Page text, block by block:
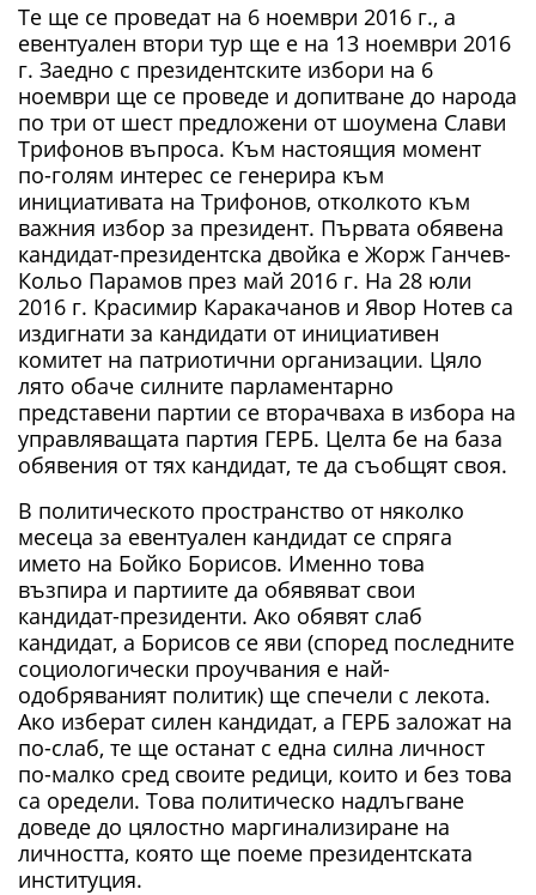
Те ще се проведат на 6 ноември 2016 г., а
евентуален втори тур ще е на 13 ноември 2016
г. Заедно с президентските избори на 6
ноември ще се проведе и допитване до народа
по три от шест предложени от шоумена Слави
Трифонов въпроса. Към настоящия момент
по-голям интерес се генерира към
инициативата на Трифонов, отколкото към
важния избор за президент. Първата обявена
кандидат-президентска двойка е Жорж Ганчев-
Кольо Парамов през май 2016 г. На 28 юли
2016 г. Красимир Каракачанов и Явор Нотев са
издигнати за кандидати от инициативен
комитет на патриотични организации. Цяло
лято обаче силните парламентарно
представени партии се вторачваха в избора на
управляващата партия ГЕРБ. Целта бе на база
обявения от тях кандидат, те да съобщят своя.
В политическото пространство от няколко
месеца за евентуален кандидат се спряга
името на Бойко Борисов. Именно това
възпира и партиите да обявяват свои
кандидат-президенти. Ако обявят слаб
кандидат, а Борисов се яви (според последните
социологически проучвания е най-
одобряваният политик) ще спечели с лекота.
Ако изберат силен кандидат, а ГЕРБ заложат на
по-слаб, те ще останат с една силна личност
по-малко сред своите редици, които и без това
са оредели. Това политическо надлъгване
доведе до цялостно маргинализиране на
личността, която ще поеме президентската
институция.